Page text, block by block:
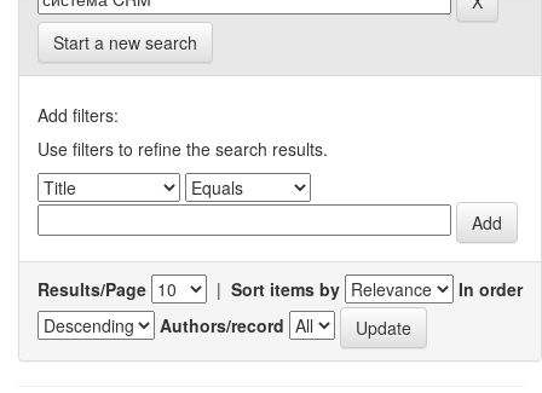
Start a new search
Add filters:
Use filters to refine the search results.
Results/Page | Sort items by
In order
Authors/record